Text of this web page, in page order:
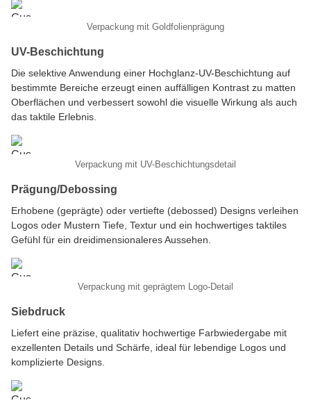
Verpackung mit Goldfolienprägung
UV-Beschichtung
Die selektive Anwendung einer Hochglanz-UV-Beschichtung auf
bestimmte Bereiche erzeugt einen auffälligen Kontrast zu matten
Oberflächen und verbessert sowohl die visuelle Wirkung als auch
das taktile Erlebnis.
Verpackung mit UV-Beschichtungsdetail
Prägung/Debossing
Erhobene (geprägte) oder vertiefte (debossed) Designs verleihen
Logos oder Mustern Tiefe, Textur und ein hochwertiges taktiles
Gefühl für ein dreidimensionaleres Aussehen.
Verpackung mit geprägtem Logo-Detail
Siebdruck
Liefert eine präzise, qualitativ hochwertige Farbwiedergabe mit
exzellenten Details und Schärfe, ideal für lebendige Logos und
komplizierte Designs.